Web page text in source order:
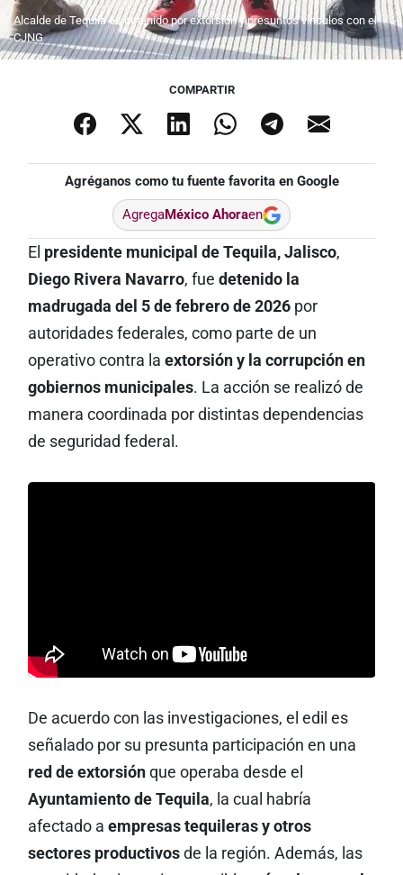
Alcalde de Tequila es detenido por extorsión y presuntos vínculos con el
CJNG
COMPARTIR
Agréganos como tu fuente favorita en Google
AgregaMéxico Ahoraen
El presidente municipal de Tequila, Jalisco,
Diego Rivera Navarro, fue detenido la
madrugada del 5 de febrero de 2026por
autoridades federales, como parte de un
operativo contra la extorsión y la corrupción en
gobiernos municipales. La acción se realizó de
manera coordinada por distintas dependencias
de seguridad federal.
De acuerdo con las investigaciones, el edil es
señalado por su presunta participación en una
red de extorsiónque operaba desde el
Ayuntamiento de Tequila, la cual habría
afectado a empresas tequileras y otros
sectores productivosde la región. Además, las